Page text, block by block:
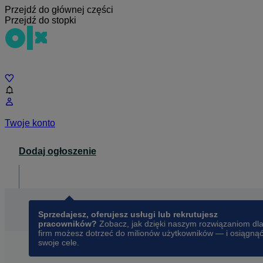
Przejdź do głównej części
Przejdź do stopki
Twoje konto
Dodaj ogłoszenie
Sprzedajesz, oferujesz usługi lub rekrutujesz
pracowników? Zobacz, jak dzięki naszym rozwiązaniom dla
firm możesz dotrzeć do milionów użytkowników — i osiągnąć
swoje cele.